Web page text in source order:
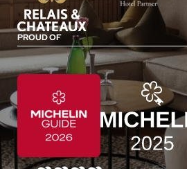
PROUD OF